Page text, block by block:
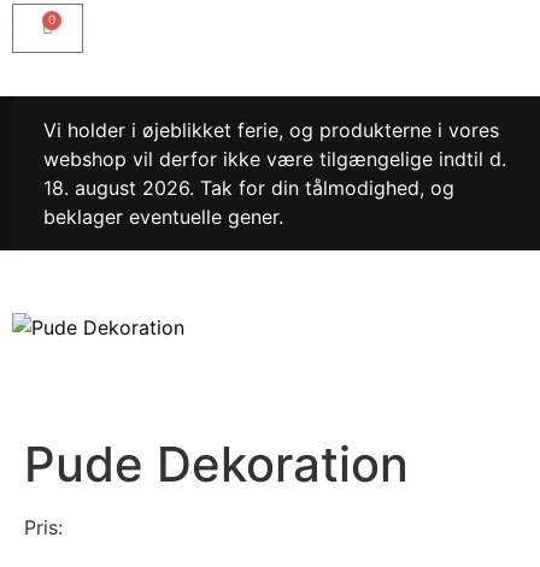
0
Vi holder i øjeblikket ferie, og produkterne i vores
webshop vil derfor ikke være tilgængelige indtil d.
18. august 2026. Tak for din tålmodighed, og
beklager eventuelle gener.
Pude Dekoration
Pris: